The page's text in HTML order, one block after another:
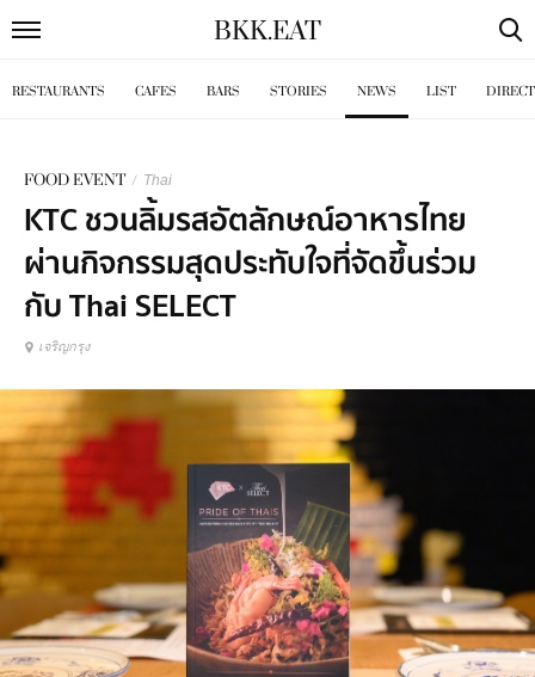
BKK.EAT
RESTAURANTS CAFES BARS STORIES NEWS LIST
FOOD EVENT / Thai
KTC ชวนลิ้มรสอัตลักษณ์อาหารไทย
ผ่านกิจกรรมสุดประทับใจที่จัดขึ้นร่วม
กับ Thai SELECT
เจริญกรุง